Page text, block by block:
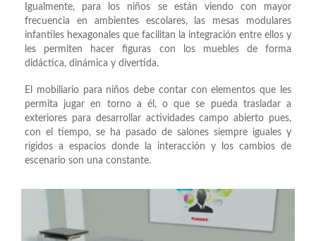
Igualmente, para los niños se están viendo con mayor
frecuencia en ambientes escolares, las mesas modulares
infantiles hexagonales que facilitan la integración entre ellos y
les permiten hacer figuras con los muebles de forma
didáctica, dinámica y divertida.
El mobiliario para niños debe contar con elementos que les
permita jugar en torno a él, o que se pueda trasladar a
exteriores para desarrollar actividades campo abierto pues,
con el tiempo, se ha pasado de salones siempre iguales y
rígidos a espacios donde la interacción y los cambios de
escenario son una constante.